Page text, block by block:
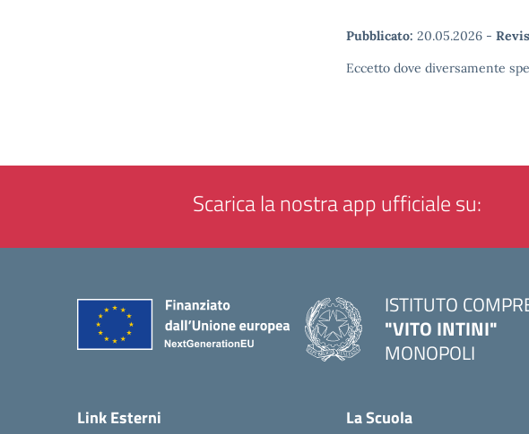
Pubblicato: 20.05.2026 -
Eccetto dove diversamente
Scarica la nostra app ufficiale su:
ISTITUTO
"VITO INTINI"
MONOPOLI
Link Esterni La Scuola